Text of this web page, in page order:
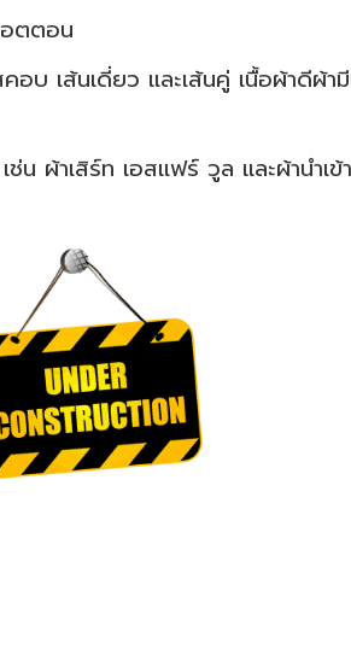
ตตอน
อบ เส้นเดี่ยว และเส้นคู่ เนื้อผ้าดีผ้า
น ผ้าเสิร์ท เอสแฟร์ วูล และผ้านำเ